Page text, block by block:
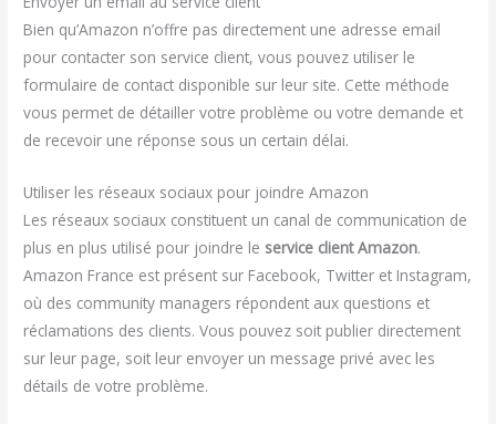
Bien qu’Amazon n’offre pas directement une adresse email
pour contacter son service client, vous pouvez utiliser le
formulaire de contact disponible sur leur site. Cette méthode
vous permet de détailler votre problème ou votre demande et
de recevoir une réponse sous un certain délai.
Utiliser les réseaux sociaux pour joindre Amazon
Les réseaux sociaux constituent un canal de communication de
plus en plus utilisé pour joindre le service client Amazon.
Amazon France est présent sur Facebook, Twitter et Instagram,
où des community managers répondent aux questions et
réclamations des clients. Vous pouvez soit publier directement
sur leur page, soit leur envoyer un message privé avec les
détails de votre problème.